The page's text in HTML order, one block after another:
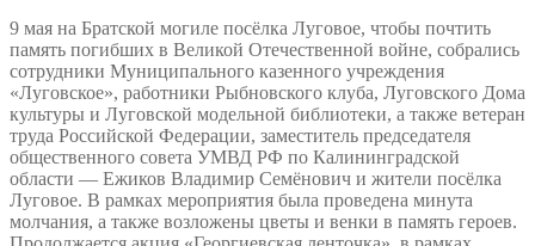
9 мая на Братской могиле посёлка Луговое, чтобы почтить
память погибших в Великой Отечественной войне, собрались
сотрудники Муниципального казенного учреждения
«Луговское», работники Рыбновского клуба, Луговского Дома
культуры и Луговской модельной библиотеки, а также ветеран
труда Российской Федерации, заместитель председателя
общественного совета УМВД РФ по Калининградской
области — Ежиков Владимир Семёнович и жители посёлка
Луговое. В рамках мероприятия была проведена минута
молчания, а также возложены цветы и венки в память героев.